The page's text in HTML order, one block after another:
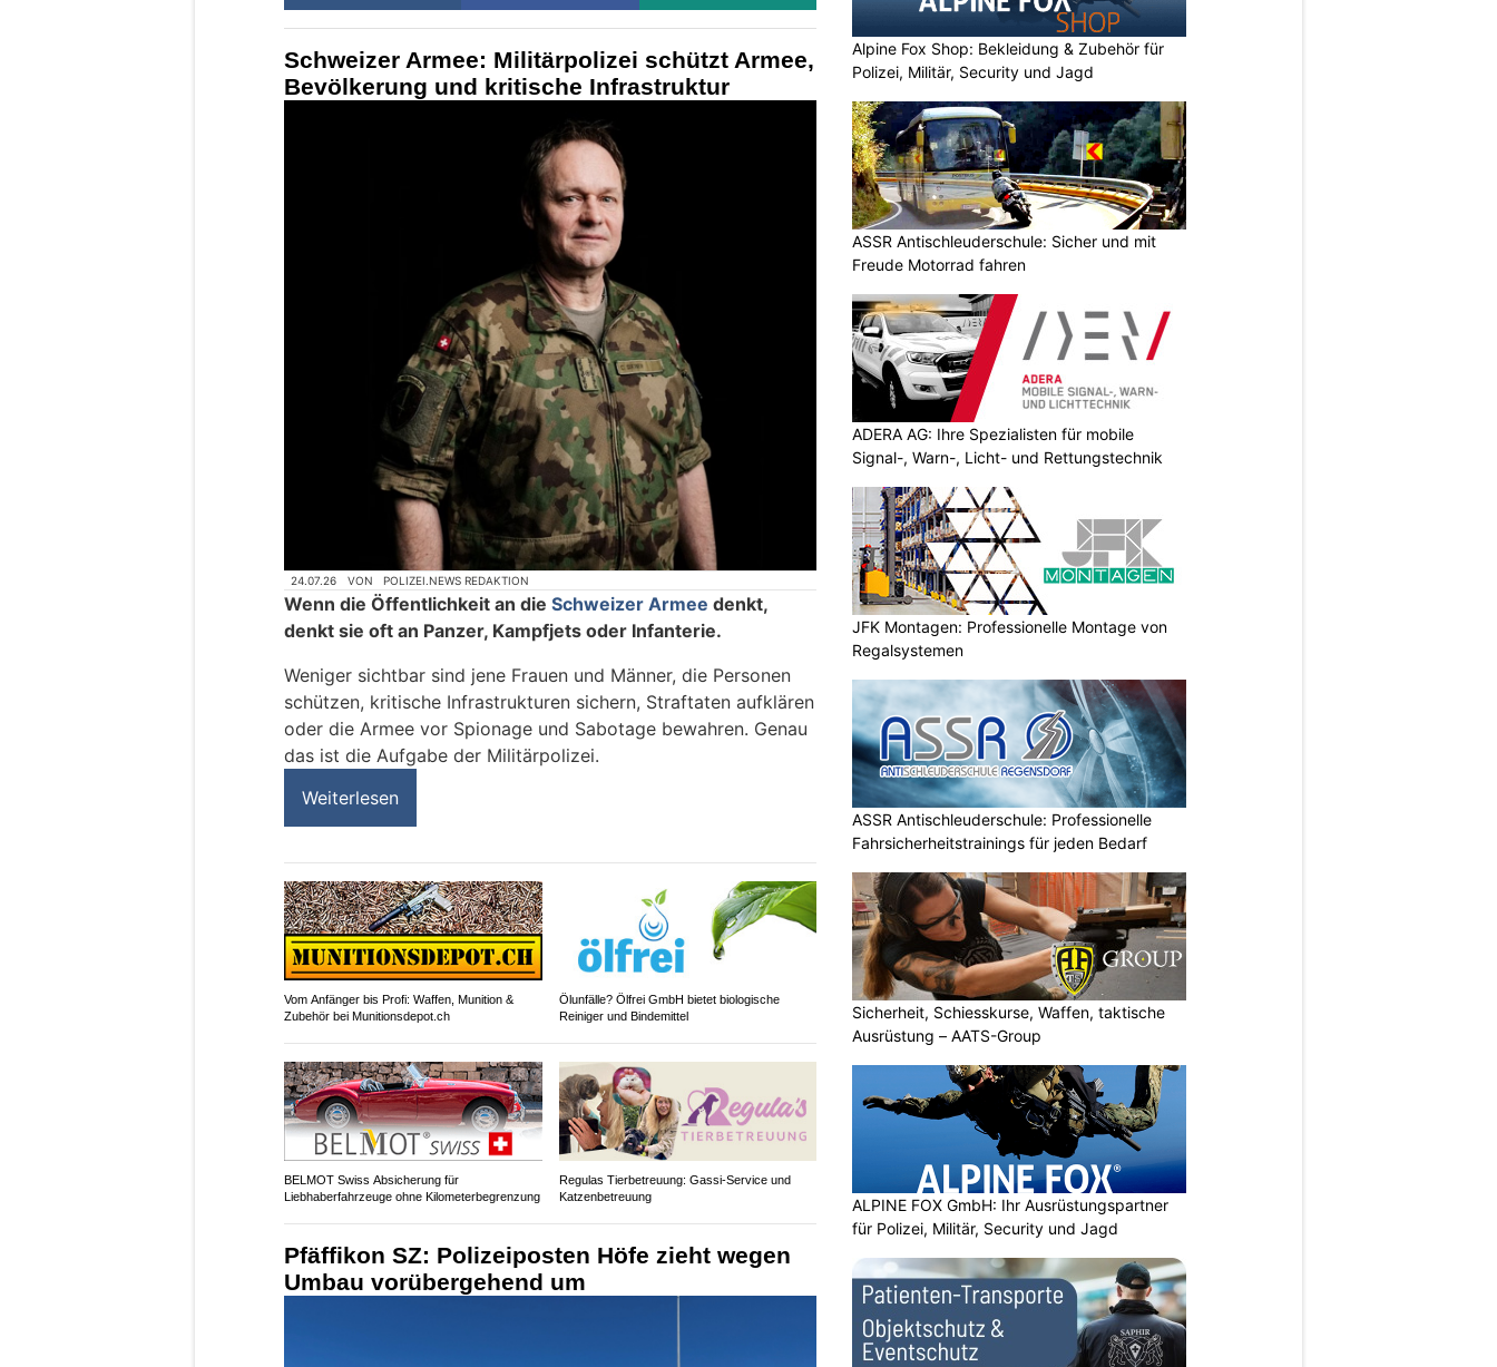
Schweizer Armee: Militärpolizei schützt Armee,
Bevölkerung und kritische Infrastruktur
24.07.26 VON POLIZEI.NEWS REDAKTION
Wenn die Öffentlichkeit an die Schweizer Armee denkt,
denkt sie oft an Panzer, Kampfjets oder Infanterie.
Weniger sichtbar sind jene Frauen und Männer, die Personen
schützen, kritische Infrastrukturen sichern, Straftaten aufklären
oder die Armee vor Spionage und Sabotage bewahren. Genau
das ist die Aufgabe der Militärpolizei.
Weiterlesen
Vom Anfänger bis Profi: Waffen, Munition &
Zubehör bei Munitionsdepot.ch
Ölunfälle? Ölfrei GmbH bietet biologische
Reiniger und Bindemittel
BELMOT Swiss Absicherung für
Liebhaberfahrzeuge ohne Kilometerbegrenzung
Regulas Tierbetreuung: Gassi-Service und
Katzenbetreuung
Pfäffikon SZ: Polizeiposten Höfe zieht wegen
Umbau vorübergehend um
Alpine Fox Shop: Bekleidung & Zubehör für
Polizei, Militär, Security und Jagd
ASSR Antischleuderschule: Sicher und mit
Freude Motorrad fahren
ADERA AG: Ihre Spezialisten für mobile
Signal-, Warn-, Licht- und Rettungstechnik
JFK Montagen: Professionelle Montage von
Regalsystemen
ASSR Antischleuderschule: Professionelle
Fahrsicherheitstrainings für jeden Bedarf
Sicherheit, Schiesskurse, Waffen, taktische
Ausrüstung – AATS-Group
ALPINE FOX GmbH: Ihr Ausrüstungspartner
für Polizei, Militär, Security und Jagd